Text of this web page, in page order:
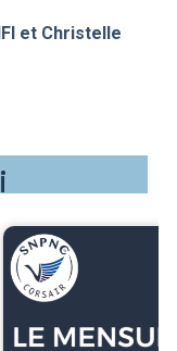
et Christelle